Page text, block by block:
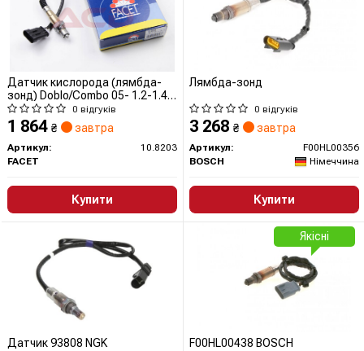
Датчик кислорода (лямбда-
зонд) Doblo/Combo 05- 1.2-1.4i
(10.8203) Facet0 відгуків
1 864 ₴ завтра
Артикул:
10.8203
FACET
Купити
Лямбда-зонд
0 відгуків
3 268 ₴ завтра
Артикул:
F00HL00356
BOSCH
Німеччина
Купити
Датчик 93808 NGK F00HL00438 BOSCH
Якісні